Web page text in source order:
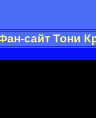
сайт Тони